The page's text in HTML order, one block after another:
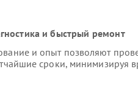
и быстрый ремонт
и опыт позволяют
сроки, минимизируя